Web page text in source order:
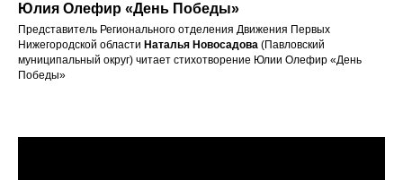
Юлия Олефир «День Победы»
Представитель Регионального отделения Движения Первых
Нижегородской области Наталья Новосадова (Павловский
муниципальный округ) читает стихотворение Юлии Олефир «День
Победы»